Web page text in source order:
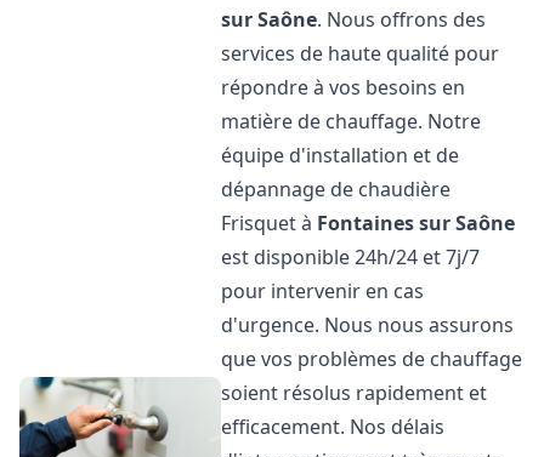
sur Saône. Nous offrons des
services de haute qualité pour
répondre à vos besoins en
matière de chauffage. Notre
équipe d'installation et de
dépannage de chaudière
Frisquet à Fontaines sur Saône
est disponible 24h/24 et 7j/7
pour intervenir en cas
d'urgence. Nous nous assurons
que vos problèmes de chauffage
soient résolus rapidement et
efficacement. Nos délais